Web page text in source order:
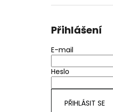
Přihlášení
E-mail
Heslo
PŘIHLÁSIT SE